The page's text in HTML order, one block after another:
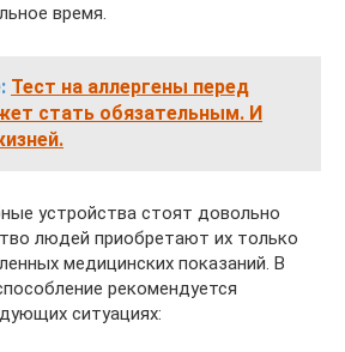
время.
Тест на аллергены перед
стать обязательным. И
устройства стоят довольно
людей приобретают их только
медицинских показаний. В
рекомендуется
ситуациях: